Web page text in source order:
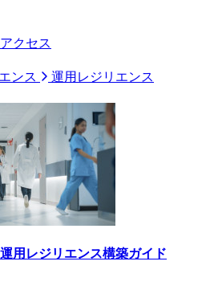
クセス
ンス
運用レジリエンス
用レジリエンス構築ガイド